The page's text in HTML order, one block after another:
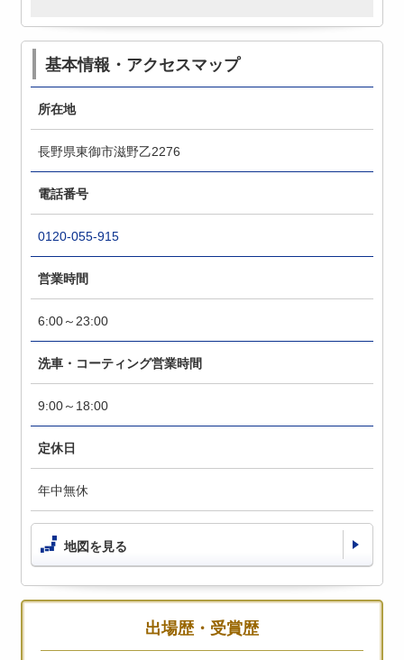
基本情報・アクセスマップ
所在地
長野県東御市滋野乙2276
電話番号
0120-055-915
営業時間
6:00～23:00
洗車・コーティング営業時間
9:00～18:00
定休日
年中無休
地図を見る
出場歴・受賞歴